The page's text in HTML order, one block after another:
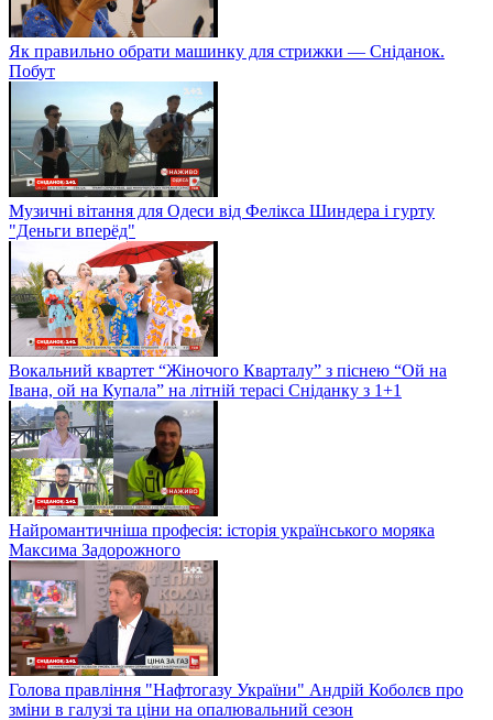
Як правильно обрати машинку для стрижки — Сніданок.
Побут
Музичні вітання для Одеси від Фелікса Шиндера і гурту
"Деньги вперёд"
Вокальний квартет “Жіночого Кварталу” з піснею “Ой на
Івана, ой на Купала” на літній терасі Сніданку з 1+1
Найромантичніша професія: історія українського моряка
Максима Задорожного
Голова правління "Нафтогазу України" Андрій Коболєв про
зміни в галузі та ціни на опалювальний сезон